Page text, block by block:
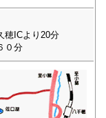
穂ICより20分
０分